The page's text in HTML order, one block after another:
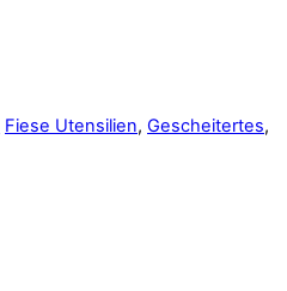
Fiese Utensilien, Gescheitertes,